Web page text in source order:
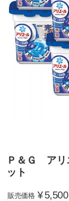
Ｐ＆Ｇ アリ
ット
販売価格 ¥5,500